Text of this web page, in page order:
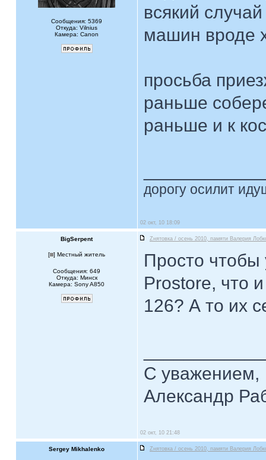
Сообщения: 5369
Откуда: Vilnius
Камера: Canon
всякий
машин вроде
просьба
раньше
раньше и к
дорогу осилит
02 окт, 10 18:09
BigSerpent Zнятовка / осень 2010, памяти Валерия
[ ] Местный житель
Сообщения: 649
Откуда: Минск
Камера: Sony A850
Просто чтобы
Prostore, что
126? А то их
С уважением,
Александр
02 окт, 10 21:48
Sergey Mikhalenko Zнятовка / осень 2010, памяти Валерия